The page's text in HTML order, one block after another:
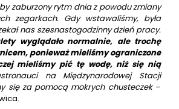
zaburzony rytm dnia z powodu zmiany
zegarkach. Gdy wstawaliśmy, była
nas szesnastogodzinny dzień pracy.
wyglądało normalnie, ale trochę
ponieważ mieliśmy ograniczone
mieliśmy pić tę wodę, niż się nią
na Międzynarodowej Stacji
się za pomocą mokrych chusteczek–